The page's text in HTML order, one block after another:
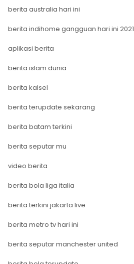
berita australia hari ini
berita indihome gangguan hari ini 2021
aplikasi berita
berita islam dunia
berita kalsel
berita terupdate sekarang
berita batam terkini
berita seputar mu
video berita
berita bola liga italia
berita terkini jakarta live
berita metro tv hari ini
berita seputar manchester united